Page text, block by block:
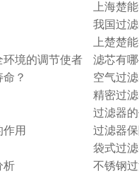
上海楚
我国过
上楚楚
境的调节使者
滤芯有
？
空气过
精密过
过滤器
用
过滤器
袋式过
析
不锈钢